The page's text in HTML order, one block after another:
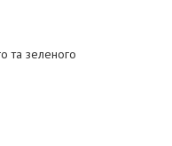
та зеленого